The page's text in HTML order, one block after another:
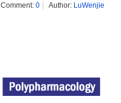
Comment: 0 Author: LuWenjie